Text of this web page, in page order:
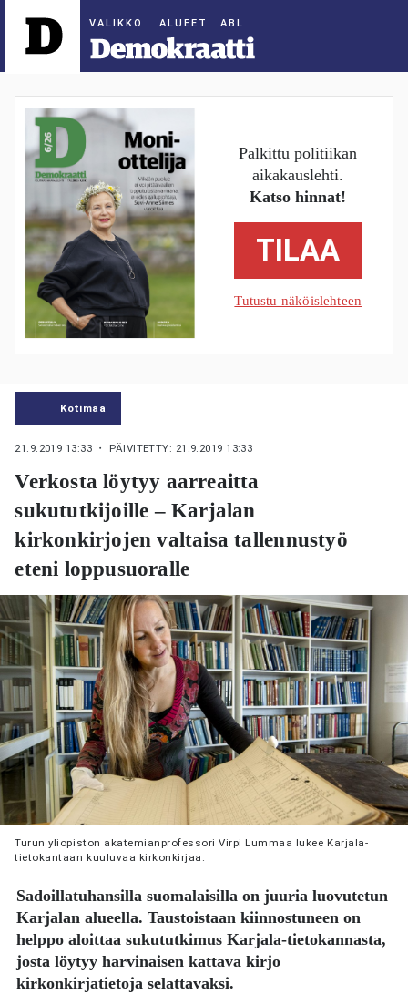
ALUEET
Palkittu politiikan
aikakauslehti.
Katso hinnat!
TILAA
Tutustu näköislehteen
Kotimaa
21.9.2019 13:33 ・ PÄIVITETTY: 21.9.2019 13:33
Verkosta löytyy aarreaitta
sukututkijoille – Karjalan
kirkonkirjojen valtaisa tallennustyö
eteni loppusuoralle
Turun yliopiston akatemianprofessori Virpi Lummaa lukee Karjala-
tietokantaan kuuluvaa kirkonkirjaa.
Sadoillatuhansilla suomalaisilla on juuria luovutetun
Karjalan alueella. Taustoistaan kiinnostuneen on
helppo aloittaa sukututkimus Karjala-tietokannasta,
josta löytyy harvinaisen kattava kirjo
kirkonkirjatietoja selattavaksi.